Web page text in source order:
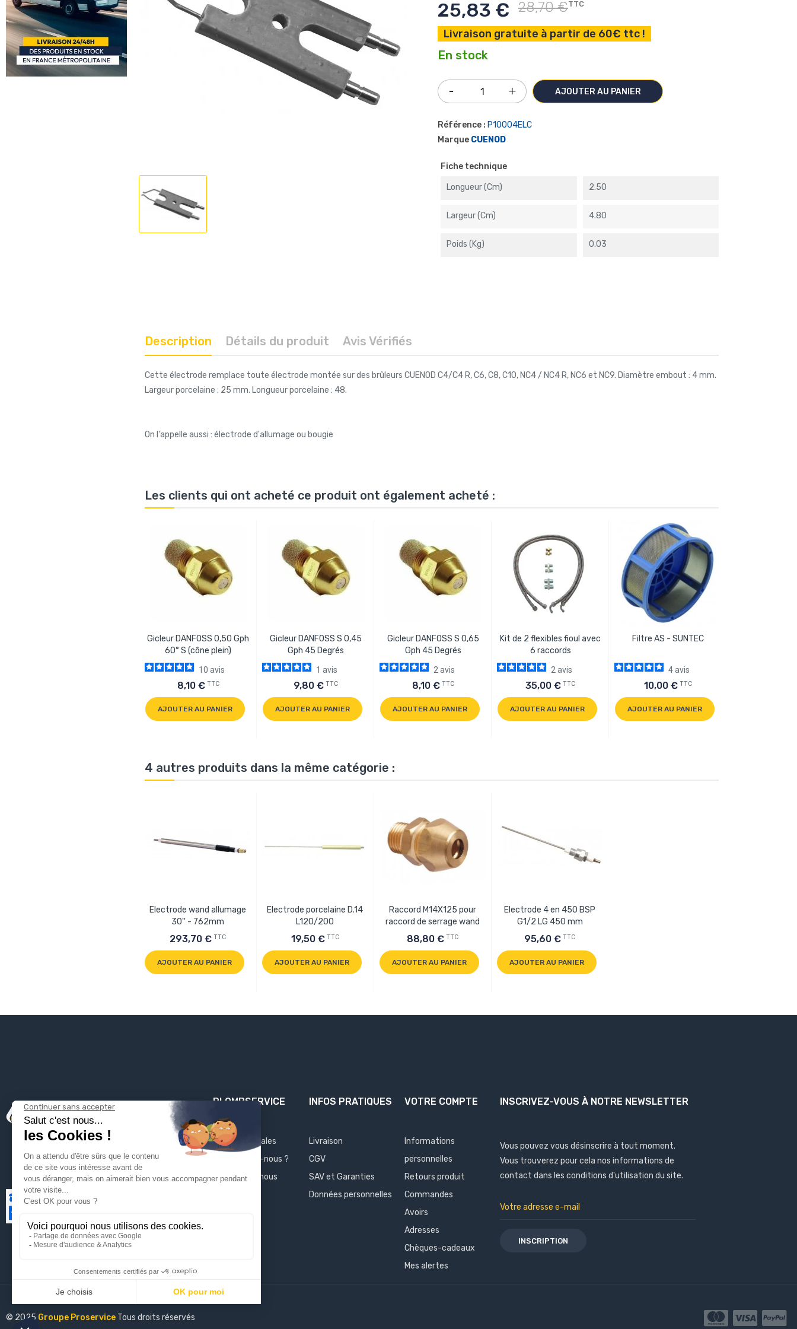
25,83 € 28,70 €TTC
Livraison gratuite à partir de 60€ ttc !
En stock
AJOUTER AU PANIER
Référence : P10004ELC
Marque CUENOD
Fiche technique
Longueur (cm) 2.50
Largeur (cm) 4.80
Poids (kg) 0.03
Description Détails du produit Avis Vérifiés
Cette électrode remplace toute électrode montée sur des brûleurs CUENOD C4/C4 R, C6, C8, C10, NC4 / NC4 R, NC6 et NC9. Diamètre embout : 4 mm.
Largeur porcelaine : 25 mm. Longueur porcelaine : 48.
On l'appelle aussi : électrode d'allumage ou bougie
Les clients qui ont acheté ce produit ont également acheté :
Gicleur DANFOSS 0,50 Gph
60° S (cône plein)
10 avis
8,10 € TTC
AJOUTER AU PANIER
Gicleur DANFOSS S 0,45
Gph 45 Degrés
1 avis
9,80 € TTC
AJOUTER AU PANIER
Gicleur DANFOSS S 0,65
Gph 45 Degrés
2 avis
8,10 € TTC
AJOUTER AU PANIER
Kit de 2 flexibles fioul avec
6 raccords
2 avis
35,00 € TTC
AJOUTER AU PANIER
Filtre AS - SUNTEC
4avis
10,00 € TTC
AJOUTER AU PANIER
4 autres produits dans la même catégorie :
Electrode wand allumage
30'' - 762mm
293,70 € TTC
AJOUTER AU PANIER
Electrode porcelaine D.14
L120/200
19,50 € TTC
AJOUTER AU PANIER
Raccord M14X125 pour
raccord de serrage wand
88,80 € TTC
AJOUTER AU PANIER
Electrode 4 en 450 BSP
G1/2 LG 450 mm
95,60 € TTC
AJOUTER AU PANIER
PLOMBSERVICE
Mentions légales
Qui sommes-nous ?
Contactez-nous
INFOS PRATIQUES
Livraison
CGV
SAV et Garanties
Données personnelles
VOTRE COMPTE
Informations
personnelles
Retours produit
Commandes
Avoirs
Adresses
Chèques-cadeaux
Mes alertes
INSCRIVEZ-VOUS À NOTRE NEWSLETTER
Vous pouvez vous désinscrire à tout moment.
Vous trouverez pour cela nos informations de
contact dans les conditions d'utilisation du site.
© 2025 Groupe Proservice Tous droits réservés